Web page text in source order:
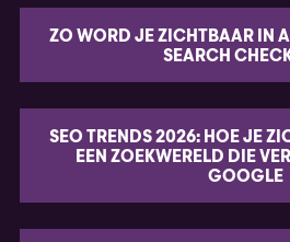
ZO WORD JE ZICHTBAAR IN
SEARCH
SEO TRENDS 2026: HOE JE
EEN ZOEKWERELD DIE
GOOGLE